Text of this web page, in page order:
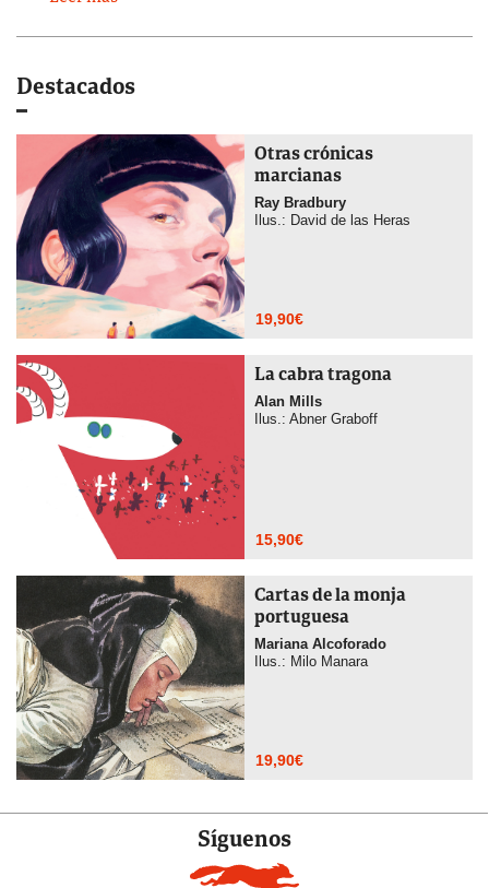
Destacados
Otras crónicas
marcianas
Ray Bradbury
Ilus.: David de las Heras
19,90€
La cabra tragona
Alan Mills
Ilus.: Abner Graboff
15,90€
Cartas de la monja
portuguesa
Mariana Alcoforado
Ilus.: Milo Manara
19,90€
Síguenos